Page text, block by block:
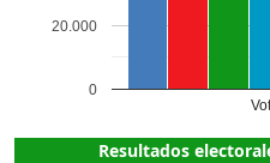
0
20.000
Resultados